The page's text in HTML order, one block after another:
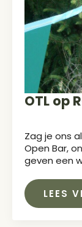
OTL op
Zag je ons
Open Bar,
geven een
LEES